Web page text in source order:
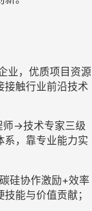
业，优质项目资源
接触行业前沿技术
师→技术专家三级
系，靠专业能力实
硅协作激励+效率
能与价值贡献；